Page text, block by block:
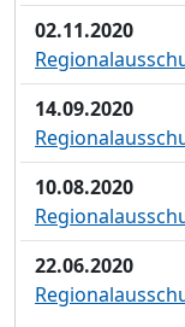
02.11.2020
14.09.2020
10.08.2020
22.06.2020